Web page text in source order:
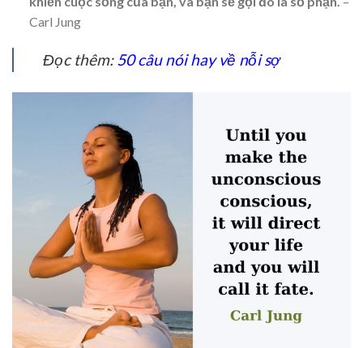
Carl Jung
Đọc thêm:50 câu nói hay về nỗi sợ